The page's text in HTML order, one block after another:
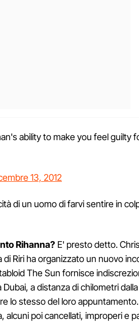
ability to make you feel guilty
13, 2012
di un uomo di farvi sentire in
Rihanna? E' presto detto.
Riri ha organizzato un nuovo
The Sun fornisce
a distanza di chilometri
lo stesso del loro
alcuni poi cancellati, improperi e